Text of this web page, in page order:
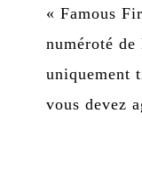
« Famous
numéroté
uniquement
vous devez